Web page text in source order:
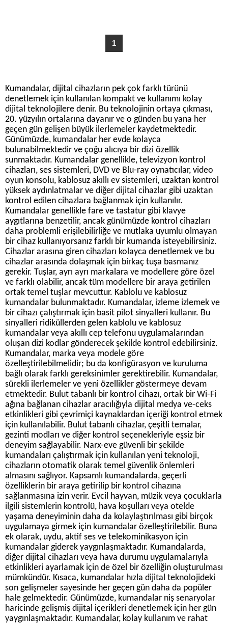
1
Kumandalar, dijital cihazların pek çok farklı türünü
denetlemek için kullanılan kompakt ve kullanımı kolay
dijital teknolojilere denir. Bu teknolojinin ortaya çıkması,
20. yüzyılın ortalarına dayanır ve o günden bu yana her
geçen gün gelişen büyük ilerlemeler kaydetmektedir.
Günümüzde, kumandalar her evde kolayca
bulunabilmektedir ve çoğu alıcıya bir dizi özellik
sunmaktadır. Kumandalar genellikle, televizyon kontrol
cihazları, ses sistemleri, DVD ve Blu-ray oynatıcılar, video
oyun konsolu, kablosuz akıllı ev sistemleri, uzaktan kontrol
yüksek aydınlatmalar ve diğer dijital cihazlar gibi uzaktan
kontrol edilen cihazlara bağlanmak için kullanılır.
Kumandalar genellikle fare ve tastatur gibi klavye
aygıtlarına benzetilir, ancak günümüzde kontrol cihazları
daha problemli erişilebilirliğe ve mutlaka uyumlu olmayan
bir cihaz kullanıyorsanız farklı bir kumanda isteyebilirsiniz.
Cihazlar arasına giren cihazları kolayca denetlemek ve bu
cihazlar arasında dolaşmak için birkaç tuşa basmanız
gerekir. Tuşlar, ayrı ayrı markalara ve modellere göre özel
ve farklı olabilir, ancak tüm modellere bir araya getirilen
ortak temel tuşlar mevcuttur. Kablolu ve kablosuz
kumandalar bulunmaktadır. Kumandalar, izleme izlemek ve
bir cihazı çalıştırmak için basit pilot sinyalleri kullanır. Bu
sinyalleri ridiküllerden gelen kablolu ve kablosuz
kumandalar veya akıllı cep telefonu uygulamalarından
oluşan dizi kodlar gönderecek şekilde kontrol edebilirsiniz.
Kumandalar, marka veya modele göre
özelleştirilebilmelidir; bu da konfigürasyon ve kuruluma
bağlı olarak farklı gereksinimler gerektirebilir. Kumandalar,
sürekli ilerlemeler ve yeni özellikler göstermeye devam
etmektedir. Bulut tabanlı bir kontrol cihazı, ortak bir Wi-Fi
ağına bağlanan cihazlar aracılığıyla dijital medya ve-ceks
etkinlikleri gibi çevrimiçi kaynaklardan içeriği kontrol etmek
için kullanılabilir. Bulut tabanlı cihazlar, çeşitli temalar,
gezinti modları ve diğer kontrol seçenekleriyle eşsiz bir
deneyim sağlayabilir. Narx-eve güvenli bir şekilde
kumandaları çalıştırmak için kullanılan yeni teknoloji,
cihazların otomatik olarak temel güvenlik önlemleri
almasını sağlıyor. Kapsamlı kumandalarda, geçerli
özelliklerin bir araya getirilip bir kontrol cihazına
sağlanmasına izin verir. Evcil hayvan, müzik veya çocuklarla
ilgili sistemlerin kontrolü, hava koşulları veya otelde
yaşama deneyiminin daha da kolaylaştırılması gibi birçok
uygulamaya girmek için kumandalar özelleştirilebilir. Buna
ek olarak, uydu, aktif ses ve telekominikasyon için
kumandalar giderek yaygınlaşmaktadır. Kumandalarda,
diğer dijital cihazları veya hava durumu uygulamalarıyla
etkinlikleri ayarlamak için de özel bir özelliğin oluşturulması
mümkündür. Kısaca, kumandalar hızla dijital teknolojideki
son gelişmeler sayesinde her geçen gün daha da popüler
hale gelmektedir. Günümüzde, kumandalar niş senaryolar
haricinde gelişmiş dijital içerikleri denetlemek için her gün
yaygınlaşmaktadır. Kumandalar, kolay kullanım ve rahat